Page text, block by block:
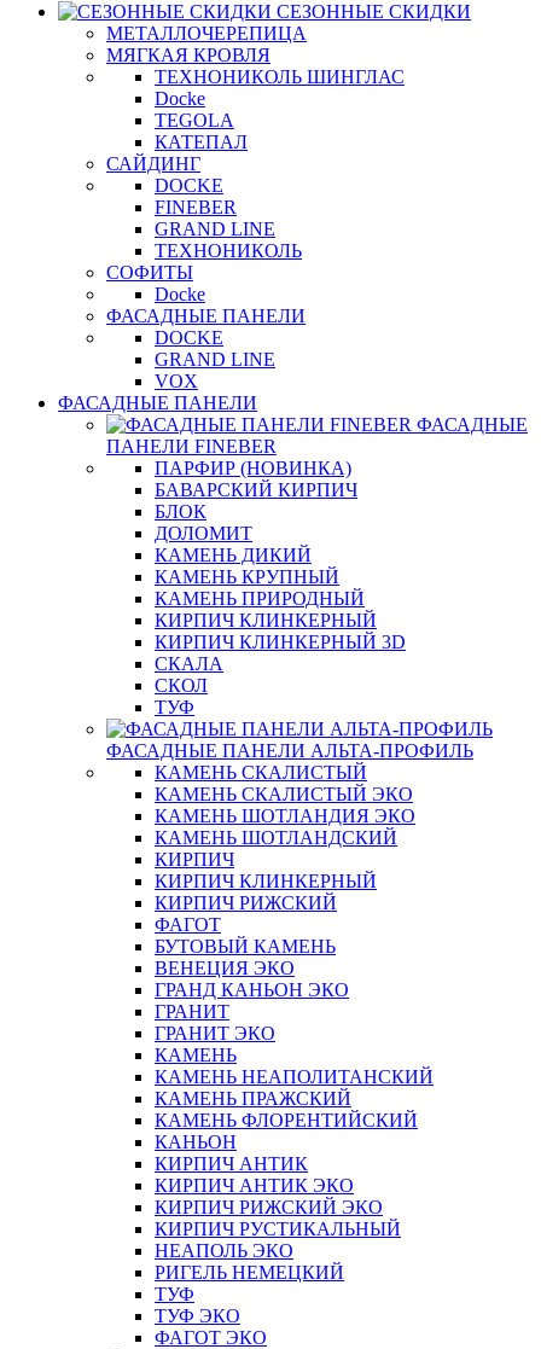
СЕЗОННЫЕ СКИДКИ
МЕТАЛЛОЧЕРЕПИЦА
МЯГКАЯ КРОВЛЯ
ТЕХНОНИКОЛЬ ШИНГЛАС
Docke
TEGOLA
КАТЕПАЛ
САЙДИНГ
DOCKE
FINEBER
GRAND LINE
ТЕХНОНИКОЛЬ
СОФИТЫ
Docke
ФАСАДНЫЕ ПАНЕЛИ
DOCKE
GRAND LINE
VOX
ФАСАДНЫЕ ПАНЕЛИ
ФАСАДНЫЕ
ПАНЕЛИ FINEBER
ПАРФИР (НОВИНКА)
БАВАРСКИЙ КИРПИЧ
БЛОК
ДОЛОМИТ
КАМЕНЬ ДИКИЙ
КАМЕНЬ КРУПНЫЙ
КАМЕНЬ ПРИРОДНЫЙ
КИРПИЧ КЛИНКЕРНЫЙ
КИРПИЧ КЛИНКЕРНЫЙ 3D
СКАЛА
СКОЛ
ТУФ
ФАСАДНЫЕ ПАНЕЛИ АЛЬТА-ПРОФИЛЬ
КАМЕНЬ СКАЛИСТЫЙ
КАМЕНЬ СКАЛИСТЫЙ ЭКО
КАМЕНЬ ШОТЛАНДИЯ ЭКО
КАМЕНЬ ШОТЛАНДСКИЙ
КИРПИЧ
КИРПИЧ КЛИНКЕРНЫЙ
КИРПИЧ РИЖСКИЙ
ФАГОТ
БУТОВЫЙ КАМЕНЬ
ВЕНЕЦИЯ ЭКО
ГРАНД КАНЬОН ЭКО
ГРАНИТ
ГРАНИТ ЭКО
КАМЕНЬ
КАМЕНЬ НЕАПОЛИТАНСКИЙ
КАМЕНЬ ПРАЖСКИЙ
КАМЕНЬ ФЛОРЕНТИЙСКИЙ
КАНЬОН
КИРПИЧ АНТИК
КИРПИЧ АНТИК ЭКО
КИРПИЧ РИЖСКИЙ ЭКО
КИРПИЧ РУСТИКАЛЬНЫЙ
НЕАПОЛЬ ЭКО
РИГЕЛЬ НЕМЕЦКИЙ
ТУФ
ТУФ ЭКО
ФАГОТ ЭКО